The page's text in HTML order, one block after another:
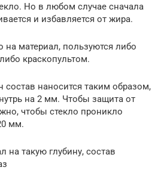
Но в любом случае сначала
и избавляется от жира.
на материал, пользуются либо
краскопультом.
состав наносится таким образом,
на 2 мм. Чтобы защита от
чтобы стекло проникло
мм.
на такую глубину, состав